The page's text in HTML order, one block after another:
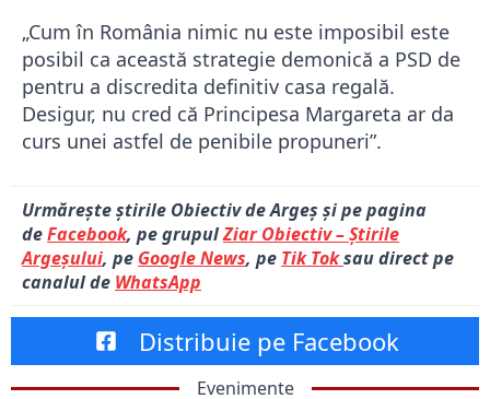
„Cum în România nimic nu este imposibil este
posibil ca această strategie demonică a PSD de
pentru a discredita definitiv casa regală.
Desigur, nu cred că Principesa Margareta ar da
curs unei astfel de penibile propuneri”.
Urmărește știrile Obiectiv de Argeș și pe pagina
deFacebook, pe grupulZiar Obiectiv – Știrile
Argeșului, pe Google News, pe Tik Toksau direct pe
canalul de WhatsApp
Distribuie pe Facebook
Evenimente